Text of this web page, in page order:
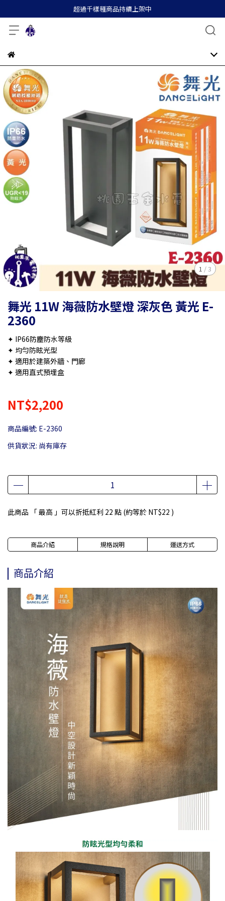
超過千樣種商品持續上架中
1 /3
舞光 11W 海薇防水壁燈 深灰色 黃光 E-
2360
✦ IP66防塵防水等級
✦ 均勻防眩光型
✦ 適用於建築外牆、門廊
✦ 適用直式預埋盒
NT$2,200
商品編號: E-2360
供貨狀況: 尚有庫存
此商品 「 最高 」可以折抵紅利 22 點 (約等於 NT$22 )
商品介紹 規格說明 運送方式
商品介紹